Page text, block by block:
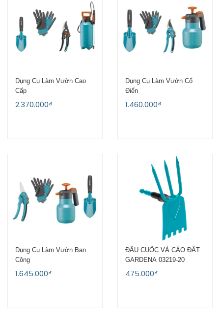
Dụng Cụ Làm Vườn Cao
Cấp
2.370.000₫
Dụng Cụ Làm Vườn Cổ
Điển
1.460.000₫
Dụng Cụ Làm Vườn Ban
Công
1.645.000₫
ĐẦU CUỐC VÀ CÀO ĐẤT
GARDENA 03219-20
475.000₫